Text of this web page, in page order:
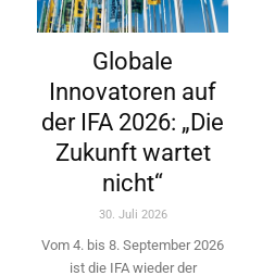
Globale
Innovatoren auf
der IFA 2026: „Die
Zukunft wartet
nicht“
30. Juli 2026
Vom 4. bis 8. September 2026
ist die IFA wieder der